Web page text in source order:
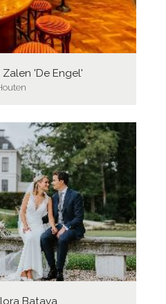
'De Engel'
Batava